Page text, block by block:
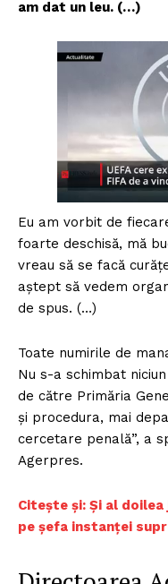
am dat un leu. (…)
Eu am vorbit de
foarte deschisă, mă
vreau să se facă
aştept să vedem
de spus. (…)
Toate numirile de
Nu s-a schimbat
de către Primăria
şi procedura, mai
cercetare penală”, a
Agerpres.
Citește și: Și al
pe șefa instanței